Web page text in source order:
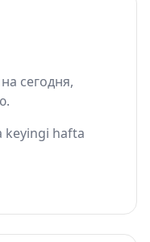
сегодня,
keyingi hafta